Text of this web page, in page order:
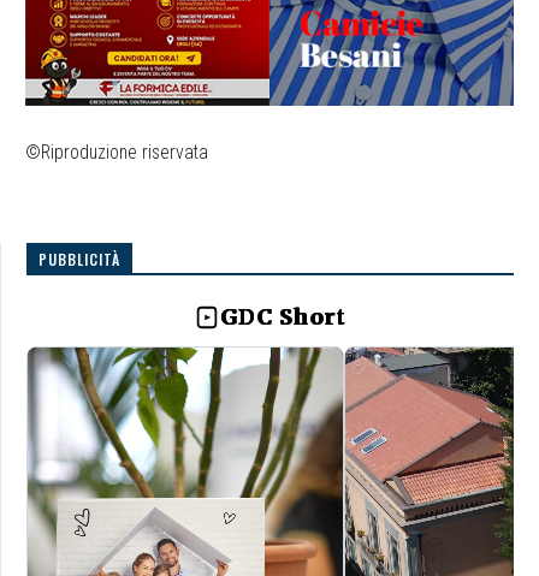
©Riproduzione riservata
PUBBLICITÀ
GDC Short